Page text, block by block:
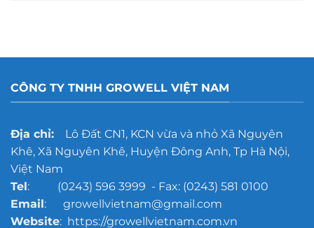
CÔNG TY TNHH GROWELL VIỆT NAM
Địa chỉ:Lô Đất CN1, KCN vừa và nhỏ Xã Nguyên
Khê, Xã Nguyên Khê, Huyện Đông Anh, Tp Hà Nội,
Việt Nam
Tel: (0243) 596 3999 - Fax: (0243) 581 0100
Email: growellvietnam@gmail.com
Website: https://growellvietnam.com.vn